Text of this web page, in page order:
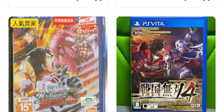
人氣賣家